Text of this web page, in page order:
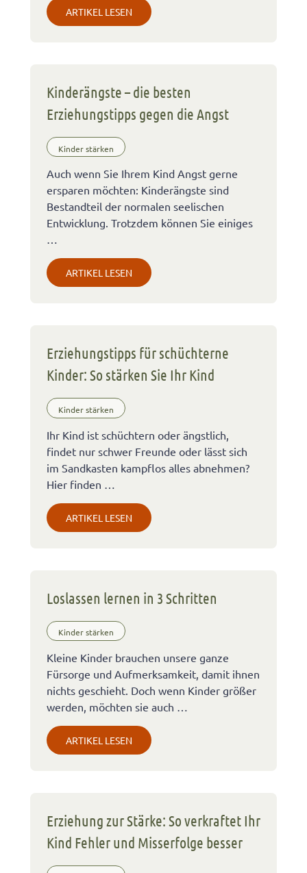
ARTIKEL LESEN
Kinderängste – die besten
Erziehungstipps gegen die Angst
Kinder stärken
Auch wenn Sie Ihrem Kind Angst gerne
ersparen möchten: Kinderängste sind
Bestandteil der normalen seelischen
Entwicklung. Trotzdem können Sie einiges
…
ARTIKEL LESEN
Erziehungstipps für schüchterne
Kinder: So stärken Sie Ihr Kind
Kinder stärken
Ihr Kind ist schüchtern oder ängstlich,
findet nur schwer Freunde oder lässt sich
im Sandkasten kampflos alles abnehmen?
Hier finden …
ARTIKEL LESEN
Loslassen lernen in 3 Schritten
Kinder stärken
Kleine Kinder brauchen unsere ganze
Fürsorge und Aufmerksamkeit, damit ihnen
nichts geschieht. Doch wenn Kinder größer
werden, möchten sie auch …
ARTIKEL LESEN
Erziehung zur Stärke: So verkraftet Ihr
Kind Fehler und Misserfolge besser